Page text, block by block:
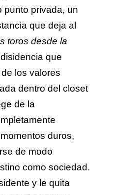
punto privada, un
que deja al
toros desde la
que
los valores
dentro del closet
de la
duros,
de modo
como sociedad.
y le quita